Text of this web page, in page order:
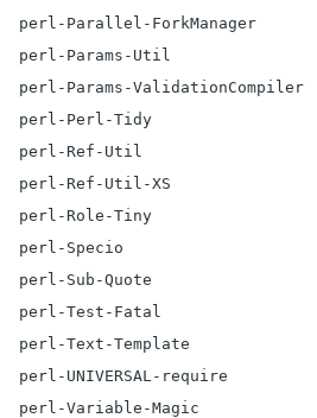
perl-Parallel-ForkManager
perl-Params-Util
perl-Params-ValidationCompiler
perl-Perl-Tidy
perl-Ref-Util
perl-Ref-Util-XS
perl-Role-Tiny
perl-Specio
perl-Sub-Quote
perl-Test-Fatal
perl-Text-Template
perl-UNIVERSAL-require
perl-Variable-Magic